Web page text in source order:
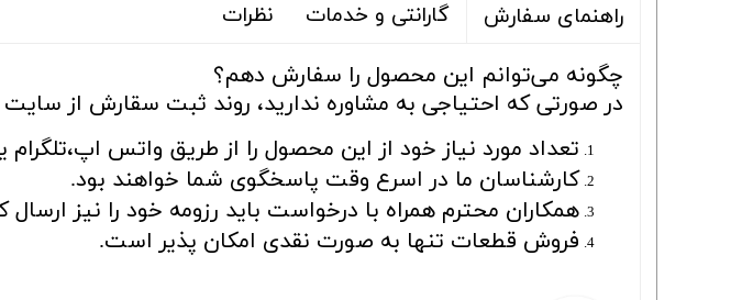
راهنمای سفارش گارانتی و خدمات نظرات
چگونه می‌توانم این محصول را سفارش دهم؟
در صورتی که احتیاجی به مشاوره ندارید، روند ثبت سقارش از سایت
تعداد مورد نیاز خود از این محصول را از طریق واتس اپ،تلگرام
کارشناسان ما در اسرع وقت پاسخگوی شما خواهند بود.
همکاران محترم همراه با درخواست باید رزومه خود را نیز ارسال
فروش قطعات تنها به صورت نقدی امکان پذیر است.